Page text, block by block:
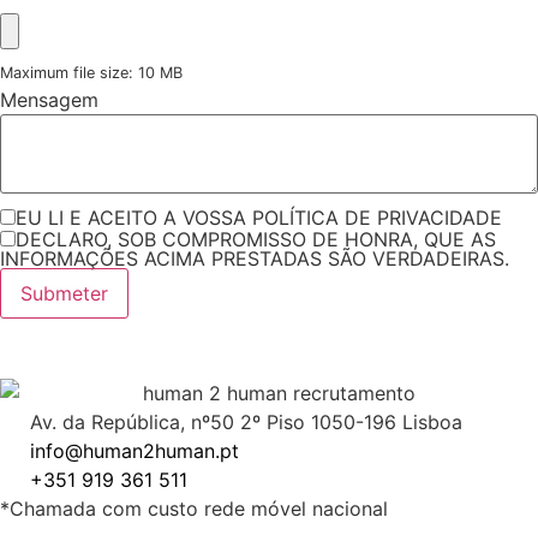
Maximum file size: 10 MB
Mensagem
EU LI E ACEITO A VOSSA POLÍTICA DE PRIVACIDADE
DECLARO, SOB COMPROMISSO DE HONRA, QUE AS
INFORMAÇÕES ACIMA PRESTADAS SÃO VERDADEIRAS.
Submeter
Av. da República, nº50 2º Piso 1050-196 Lisboa
info@human2human.pt
+351 919 361 511
*Chamada com custo rede móvel nacional